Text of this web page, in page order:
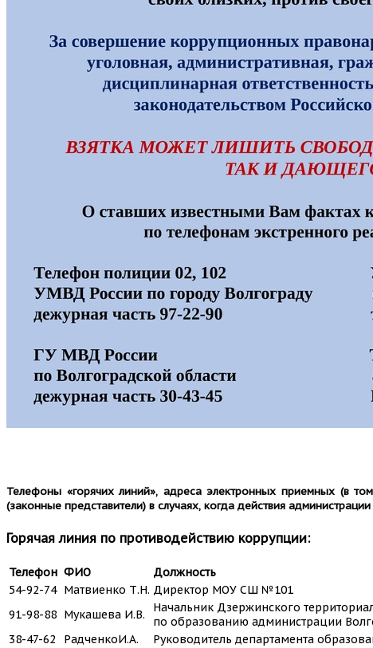
Телефоны «горячих линий», адреса электронных приемных (в
(законные представители) в случаях, когда действия
Горячая линия по противодействию коррупции:
Телефон ФИО
Должность
54-92-74 Матвиенко Т.Н. Директор МОУ СШ №101
91-98-88 Мукашева И.В.
Начальник Дзержинского
по образованию администрации
38-47-62
РадченкоИ.А.
Руководитель департамента